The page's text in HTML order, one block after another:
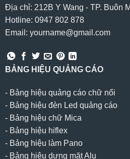
Địa chỉ: 212B Y Wang - TP. Buôn
Hotline: 0947 802 878
Email: yourname@gmail.com
BẢNG HIỆU QUẢNG CÁO
- Bảng hiệu quảng cáo chữ nổi
- Bảng hiệu đèn Led quảng cáo
- Bảng hiệu chữ Mica
- Bảng hiệu hiflex
- Bảng hiệu làm Pano
- Bảng hiệu dựng mặt Alu